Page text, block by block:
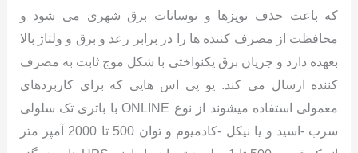
که باعث حذف نویزها و نوسانات برق شهری می شود و
محافظت از مصرف کننده ها را در برابر رعد و برق و ولتاژ بالا
بعهده دارد و جریان برق یکنواختی با شکل موج ثابت به مصرف
کننده ارسال می کند. یو پی اس هایی که برای کاربردهای
معمولی استفاده میشوند از نوع ONLINE با باتری تک سلولی
سرب -اسید و یا نیکل -کادمیوم و توان 500 تا 2000 آمپر متر